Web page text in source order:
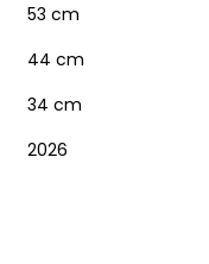
53 cm
44 cm
34 cm
2026